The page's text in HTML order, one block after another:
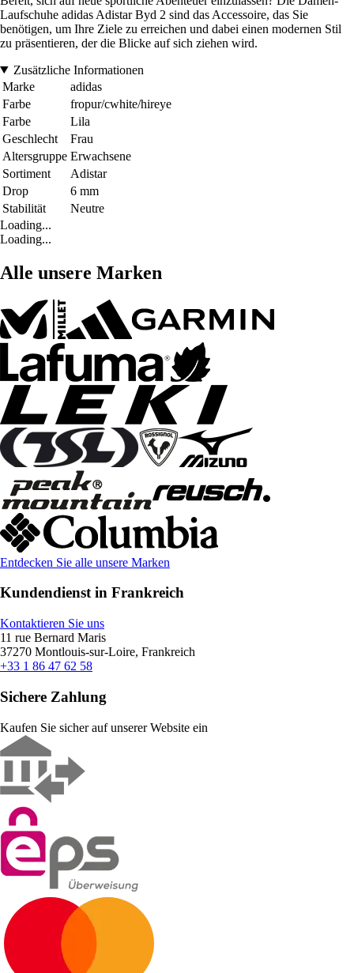
Laufschuhe adidas Adistar Byd 2 sind das Accessoire, das Sie
benötigen, um Ihre Ziele zu erreichen und dabei einen modernen Stil
zu präsentieren, der die Blicke auf sich ziehen wird.
Zusätzliche Informationen
Marke
adidas
Farbe
fropur/cwhite/hireye
Farbe
Lila
Geschlecht
Frau
Altersgruppe Erwachsene
Sortiment
Adistar
Drop
6 mm
Stabilität
Neutre
Loading...
Loading...
Alle unsere Marken
Entdecken Sie alle unsere Marken
Kundendienst in Frankreich
Kontaktieren Sie uns
11 rue Bernard Maris
37270 Montlouis-sur-Loire, Frankreich
+33 1 86 47 62 58
Sichere Zahlung
Kaufen Sie sicher auf unserer Website ein